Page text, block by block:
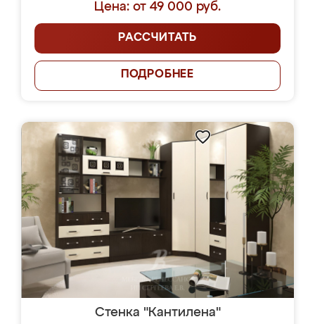
Цена: от 49 000 руб.
РАССЧИТАТЬ
ПОДРОБНЕЕ
Стенка "Кантилена"